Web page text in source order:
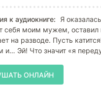
к аудиокниге:
Я
себя моим мужем,
на разводе. Пусть
и… Эй! Что значит «я
ОНЛАЙН